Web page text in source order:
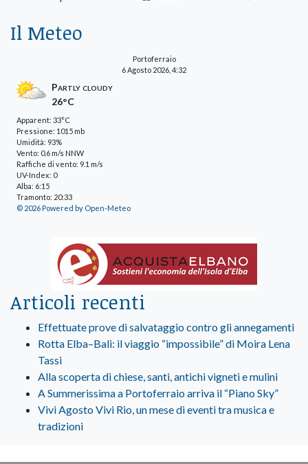
Il Meteo
Portoferraio
6 Agosto 2026, 4:32
Partly cloudy
26°C
Apparent: 33°C
Pressione: 1015 mb
Umidità: 93%
Vento: 0.6 m/s NNW
Raffiche di vento: 9.1 m/s
UV-Index: 0
Alba: 6:15
Tramonto: 20:33
© 2026 Powered by Open-Meteo
Articoli recenti
Effettuate prove di salvataggio contro gli annegamenti
Rotta Elba–Bali: il viaggio “impossibile” di Moira Lena
Tassi
Alla scoperta di chiese, santi, antichi vigneti e mulini
A Summerissima a Portoferraio arriva il “Piano Sky”
Vivi Agosto Vivi Rio, un mese di eventi tra musica e
tradizioni